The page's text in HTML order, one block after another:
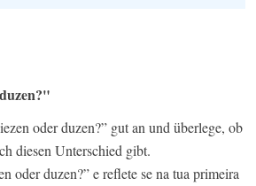
oder duzen?” gut an und überlege, ob
diesen Unterschied gibt.
oder duzen?” e reflete se na tua primeira